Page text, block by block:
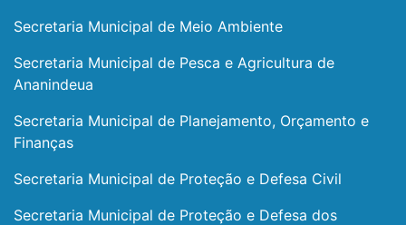
Secretaria Municipal de Meio Ambiente
Secretaria Municipal de Pesca e Agricultura de
Ananindeua
Secretaria Municipal de Planejamento, Orçamento e
Finanças
Secretaria Municipal de Proteção e Defesa Civil
Secretaria Municipal de Proteção e Defesa dos